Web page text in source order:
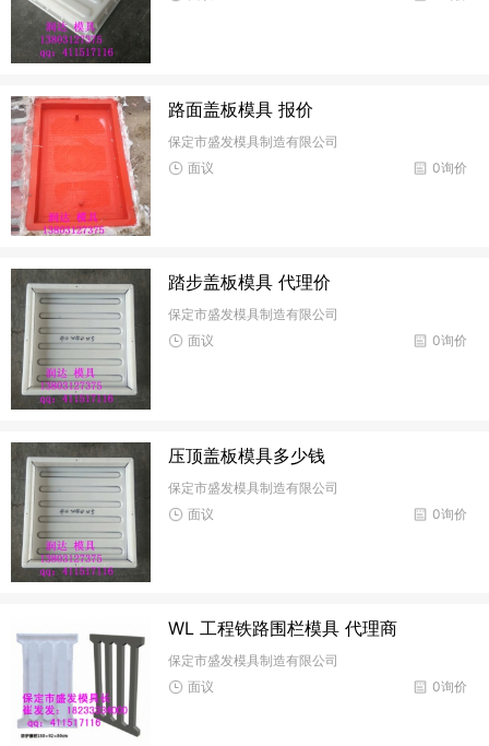
路面盖板模具 报价
保定市盛发模具制造有限公司
0询价
面议
踏步盖板模具 代理价
保定市盛发模具制造有限公司
0询价
面议
压顶盖板模具多少钱
保定市盛发模具制造有限公司
0询价
面议
WL 工程铁路围栏模具 代理商
保定市盛发模具制造有限公司
0询价
面议